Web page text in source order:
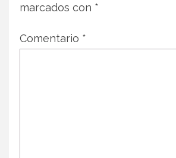
marcados con *
Comentario *